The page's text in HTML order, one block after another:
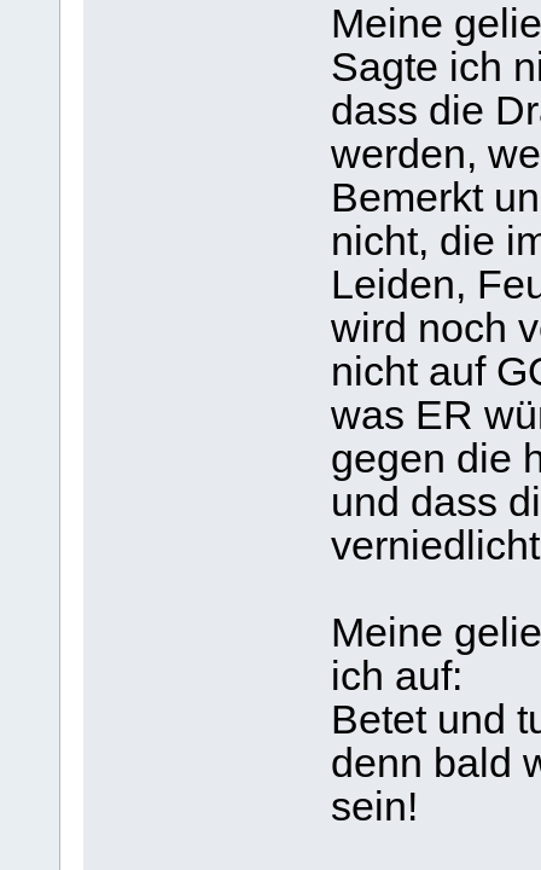
Meine
Sagte ich
dass die
werden,
Bemerkt
nicht, die
Leiden,
wird noch
nicht auf
was ER
gegen die
und dass
Meine
ich auf:
Betet und
denn bald
sein!